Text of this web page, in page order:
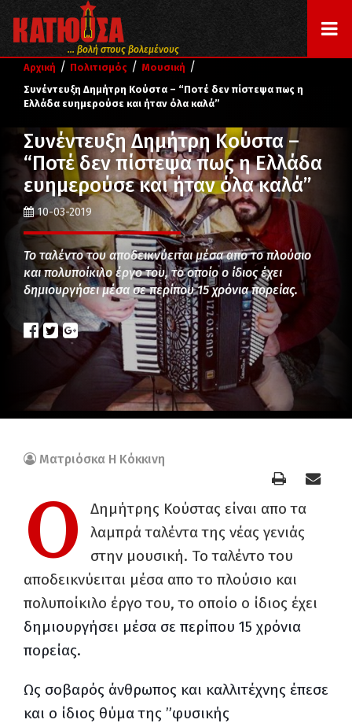
... βολή στους βολεμένους
Αρχική / Πολιτισμός / Μουσική /
Συνέντευξη Δημήτρη Κούστα – “Ποτέ δεν πίστεψα πως η
Ελλάδα ευημερούσε και ήταν όλα καλά”
Συνέντευξη Δημήτρη Κούστα –
“Ποτέ δεν πίστεψα πως η Ελλάδα
ευημερούσε και ήταν όλα καλά”
10-03-2019
Το ταλέντο του αποδεικνύειται μέσα απο το πλούσιο
και πολυποίκιλο έργο του, το οποίο ο ίδιος έχει
δημιουργήσει μέσα σε περίπου 15 χρόνια πορείας.
Ματριόσκα Η Κόκκινη
Ο
Δημήτρης Κούστας είναι απο τα
λαμπρά ταλέντα της νέας γενιάς
στην μουσική. Το ταλέντο του
αποδεικνύειται μέσα απο το πλούσιο και
πολυποίκιλο έργο του, το οποίο ο ίδιος έχει
δημιουργήσει μέσα σε περίπου 15 χρόνια
πορείας.
Ως σοβαρός άνθρωπος και καλλιτέχνης έπεσε
και ο ίδιος θύμα της ”φυσικής